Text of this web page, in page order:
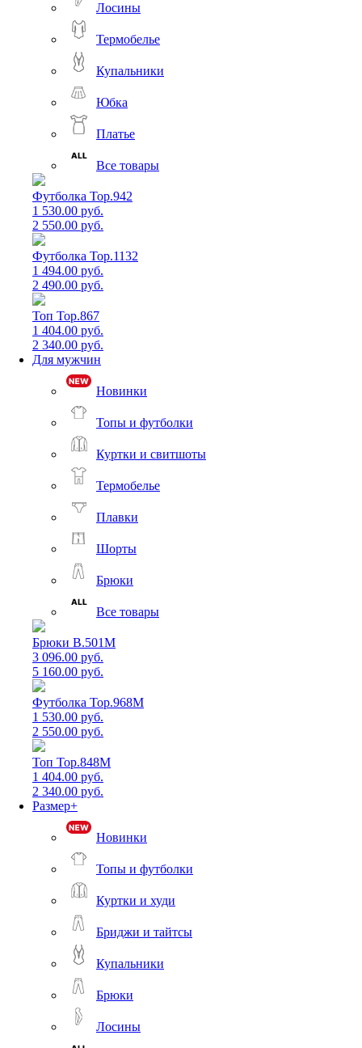
Лосины
Термобелье
Купальники
Юбка
Платье
Все товары
Футболка Top.942
1 530.00 руб.
2 550.00 руб.
Футболка Top.1132
1 494.00 руб.
2 490.00 руб.
Топ Top.867
1 404.00 руб.
2 340.00 руб.
Для мужчин
Новинки
Топы и футболки
Куртки и свитшоты
Термобелье
Плавки
Шорты
Брюки
Все товары
Брюки B.501M
3 096.00 руб.
5 160.00 руб.
Футболка Top.968M
1 530.00 руб.
2 550.00 руб.
Топ Top.848M
1 404.00 руб.
2 340.00 руб.
Размер+
Новинки
Топы и футболки
Куртки и худи
Бриджи и тайтсы
Купальники
Брюки
Лосины